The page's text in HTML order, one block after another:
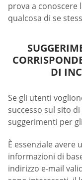
prova a conoscere
qualcosa di se
DI
Se gli utenti
successo sul sito
suggerimenti per
È essenziale
informazioni di
indirizzo e-mail